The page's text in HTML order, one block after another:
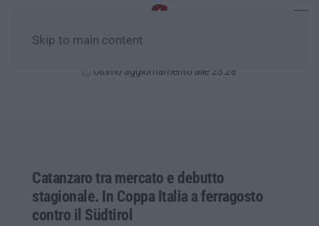
Skip to main content
Ultimo aggiornamento alle 23:28
Catanzaro tra mercato e debutto
stagionale. In Coppa Italia a ferragosto
contro il Südtirol